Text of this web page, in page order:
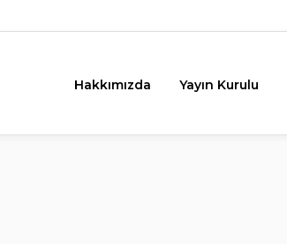
Hakkımızda Yayın Kurulu